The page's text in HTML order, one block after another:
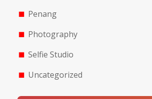
Penang
Photography
Selfie Studio
Uncategorized